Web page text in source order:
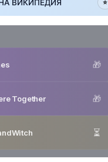
ВИКИПЕДИЯ ⭐
🎁
Together 🎁
⏳